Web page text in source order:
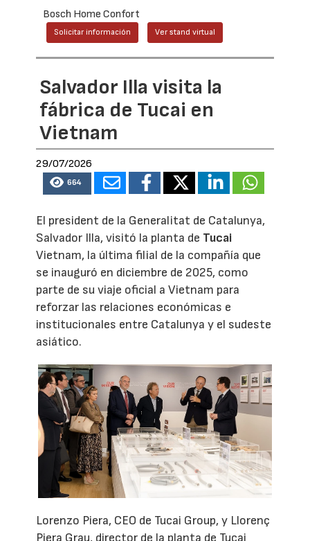
Bosch Home Confort
Solicitar información Ver stand virtual
Salvador Illa visita la
fábrica de Tucai en
Vietnam
29/07/2026
664
El president de la Generalitat de Catalunya,
Salvador Illa, visitó la planta de Tucai
Vietnam, la última filial de la compañía que
se inauguró en diciembre de 2025, como
parte de su viaje oficial a Vietnam para
reforzar las relaciones económicas e
institucionales entre Catalunya y el sudeste
asiático.
Lorenzo Piera, CEO de Tucai Group, y Llorenç
Piera Grau, director de la planta de Tucai